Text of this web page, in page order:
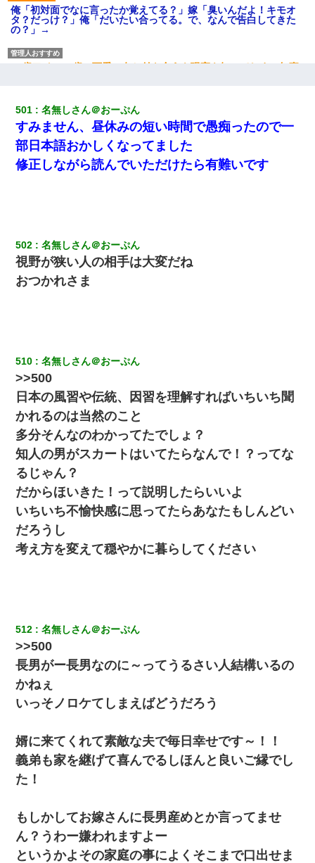
俺「初対面でなに言ったか覚えてる？」嫁「臭いんだよ！キモオ
タ？だっけ？」俺「だいたい合ってる。で、なんで告白してきた
の？」→
32歳ワイ、34歳の可愛い女と付き合うも現実を知ってしまい無事
彼女(37)の情欲がえげつない件ｗｗｗｗｗｗｗ
宅飲みで女友達の乳を見てしまった・・・
子供の頃、母の弟にイタズラされてて中学に入ってから関係を持
ってしまった。拒絶したら「全部バラしてやる」と脅迫されたの
で両親に全部話した。
夫に癌の余命宣告。その闘病中に長女から信じられない言葉を受
けた
結婚生活10ヶ月目で嫁から一方的に「もう冷めた」と離婚切り出
された
【クズ】昔、兄がお見合いして「ブスすぎｗｗｗ」と断った女性
が、兄の同級生と結婚。それを知った兄は荒れ狂い、｢嫁さん、俺
のお古ですが気分はどう？」とメールを送った→
高1のとき男に襲われ、不妊の叔母に頼まれて出産。→叔母夫婦が
養子縁組してアメリカに子供を連れ帰った。→9・11で叔母夫婦が
亡くなってしまい…
ら、速攻でパワハラかました元上司がLINEを送ってきた。
テレワーク上司「会議中はカメラ付けろ！」女社員「え、事前連
絡無しは無理」上司「いいから付けろ！」→
父親がくも膜下出血で突然ﾀﾋ。→母の貯金が0なことが判明。→母
「…」
9月に付き合い始めたけどこの、この人と結婚はないわと判断して
別れた。その元彼が交通事故で重体になっているらしく…
居酒屋にて。兄の紹介者「お酒飲みなって」私「未成年なので無
理です！」酷すぎるワードの連発で、耐えきれず店員に5千円を渡
し「お勘定です。逃がして下さい」その後、録音内容を父に聞か
せたら...
501 名無しさん＠おーぷん
すみません、昼休みの短い時間で愚痴ったので一
部日本語おかしくなってました
修正しながら読んでいただけたら有難いです
502 名無しさん＠おーぷん
視野が狭い人の相手は大変だね
おつかれさま
510 名無しさん＠おーぷん
>>500
日本の風習や伝統、因習を理解すればいちいち聞
かれるのは当然のこと
多分そんなのわかってたでしょ？
知人の男がスカートはいてたらなんで！？ってな
るじゃん？
だからほいきた！って説明したらいいよ
いちいち不愉快感に思ってたらあなたもしんどい
だろうし
考え方を変えて穏やかに暮らしてください
512 名無しさん＠おーぷん
>>500
長男がー長男なのに～ってうるさい人結構いるの
かねぇ
いっそノロケてしまえばどうだろう
婿に来てくれて素敵な夫で毎日幸せです～！！
義弟も家を継げて喜んでるしほんと良いご縁でし
た！
もしかしてお嫁さんに長男産めとか言ってませ
ん？うわー嫌われますよー
というかよその家庭の事によくそこまで口出せま